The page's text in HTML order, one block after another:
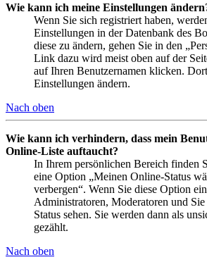
Wie kann ich meine Einstellungen
Wenn Sie sich registriert haben,
Einstellungen in der Datenbank des
diese zu ändern, gehen Sie in den
Link dazu wird meist oben auf der
auf Ihren Benutzernamen klicken.
Einstellungen ändern.
Nach oben
Wie kann ich verhindern, dass mein
Online-Liste auftaucht?
In Ihrem persönlichen Bereich finden
eine Option „Meinen Online-Status
verbergen“. Wenn Sie diese Option
Administratoren, Moderatoren und
Status sehen. Sie werden dann als
gezählt.
Nach oben